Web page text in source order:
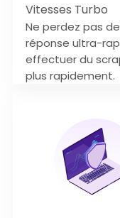
Vitesses Turbo
Ne perdez pas
réponse ultra-
effectuer du
plus rapidement.